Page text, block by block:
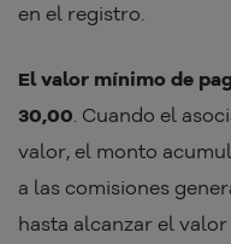
en el registro.
El valor mínimo de
30,00. Cuando el
valor, el monto
a las comisiones
hasta alcanzar el